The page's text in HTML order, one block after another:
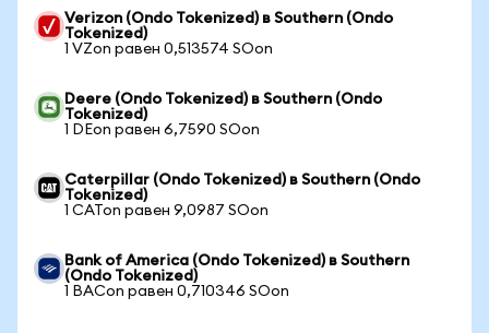
Verizon (Ondo Tokenized) в Southern (Ondo
Tokenized)
1 VZon равен 0,513574 SOon
Deere (Ondo Tokenized) в Southern (Ondo
Tokenized)
1 DEon равен 6,7590 SOon
Caterpillar (Ondo Tokenized) в Southern (Ondo
Tokenized)
1 CATon равен 9,0987 SOon
Bank of America (Ondo Tokenized) в Southern
(Ondo Tokenized)
1 BACon равен 0,710346 SOon